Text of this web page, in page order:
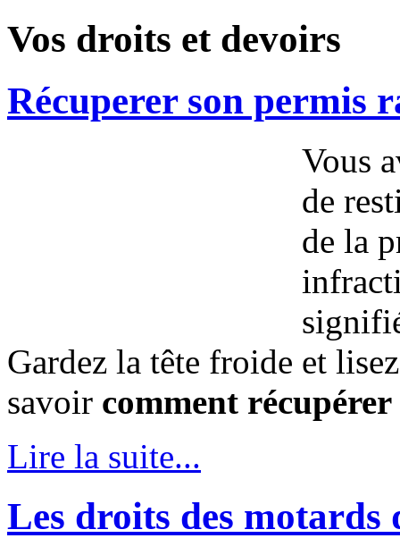
Vos droits et devoirs
Récuperer son permis
Vous
de
de la
Gardez la tête froide et
savoir comment
Lire la suite...
Les droits des motards